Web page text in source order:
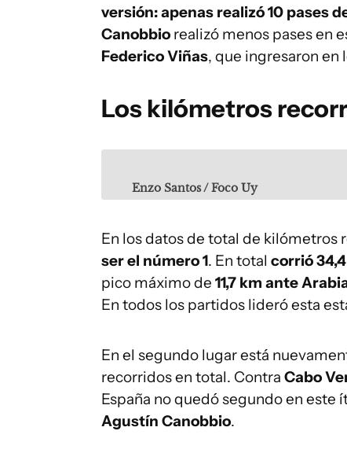
versión: apenas realizó 10 pases
Canobbio realizó menos pases en
Federico Viñas, que ingresaron en
Los kilómetros
Enzo Santos / Foco Uy
En los datos de total de kilómetros
ser el número 1. En total corrió
pico máximo de 11,7 km ante
En todos los partidos lideró esta
En el segundo lugar está
recorridos en total. Contra Cabo
España no quedó segundo en
Agustín Canobbio.